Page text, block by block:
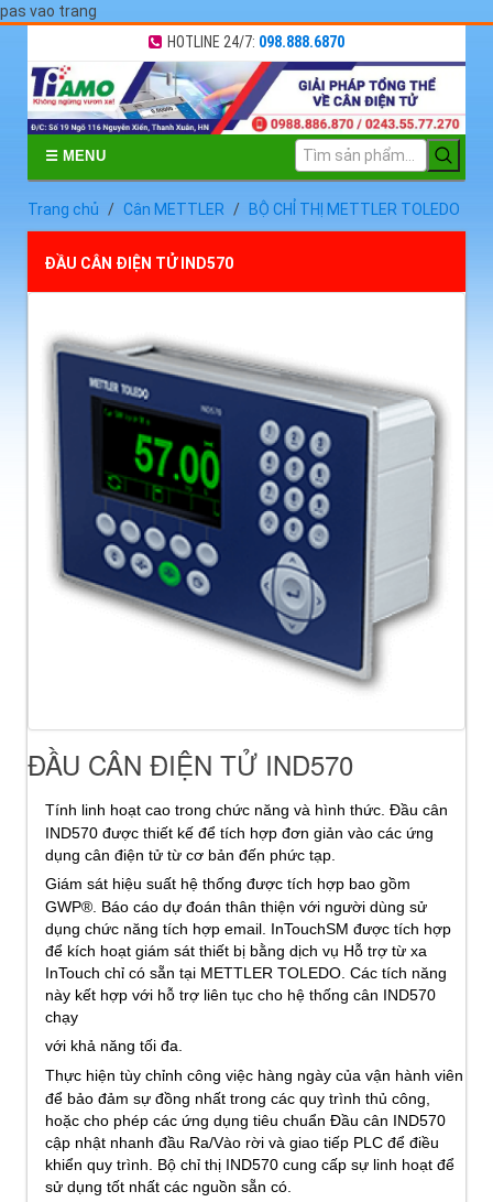
pas vao trang
HOTLINE 24/7: 098.888.6870
☰ MENU
Trang chủ Cân METTLER BỘ CHỈ THỊ METTLER TOLEDO
ĐẦU CÂN ĐIỆN TỬ IND570
ĐẦU CÂN ĐIỆN TỬ IND570
Tính linh hoạt cao trong chức năng và hình thức. Đầu cân
IND570 được thiết kế để tích hợp đơn giản vào các ứng
dụng cân điện tử từ cơ bản đến phức tạp.
Giám sát hiệu suất hệ thống được tích hợp bao gồm
GWP®. Báo cáo dự đoán thân thiện với người dùng sử
dụng chức năng tích hợp email. InTouchSM được tích hợp
để kích hoạt giám sát thiết bị bằng dịch vụ Hỗ trợ từ xa
InTouch chỉ có sẵn tại METTLER TOLEDO. Các tích năng
này kết hợp với hỗ trợ liên tục cho hệ thống cân IND570
chạy
với khả năng tối đa.
Thực hiện tùy chỉnh công việc hàng ngày của vận hành viên
để bảo đảm sự đồng nhất trong các quy trình thủ công,
hoặc cho phép các ứng dụng tiêu chuẩn Đầu cân IND570
cập nhật nhanh đầu Ra/Vào rời và giao tiếp PLC để điều
khiển quy trình. Bộ chỉ thị IND570 cung cấp sự linh hoạt để
sử dụng tốt nhất các nguồn sẵn có.